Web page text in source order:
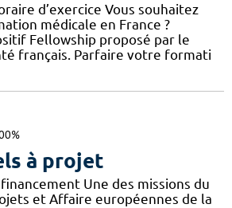
d’exercice Vous souhaitez
médicale en France ?
Fellowship proposé par le
français. Parfaire votre formati
à projet
Une des missions du
et Affaire européennes de la